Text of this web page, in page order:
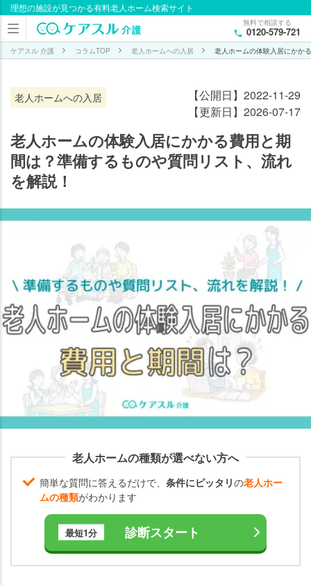
理想の施設が見つかる有料老人ホーム検索サイト
無料で相談する
0120-579-721
ケアスル 介護 コラムTOP 老人ホームへの入居 老人ホームの体験入居にかか
老人ホームへの入居
【公開日】2022-11-29
【更新日】2026-07-17
老人ホームの体験入居にかかる費用と期
間は？準備するものや質問リスト、流れ
を解説！
老人ホームの種類が選べない方へ
簡単な質問に答えるだけで、 条件にピッタリの老人ホー
ムの種類がわかります
最短1分 診断スタート
目次
老人
ホー
体験
入居
かる
費用
と期
間
ー
ム
の
体
居
に
至
る
の
流
れ
老